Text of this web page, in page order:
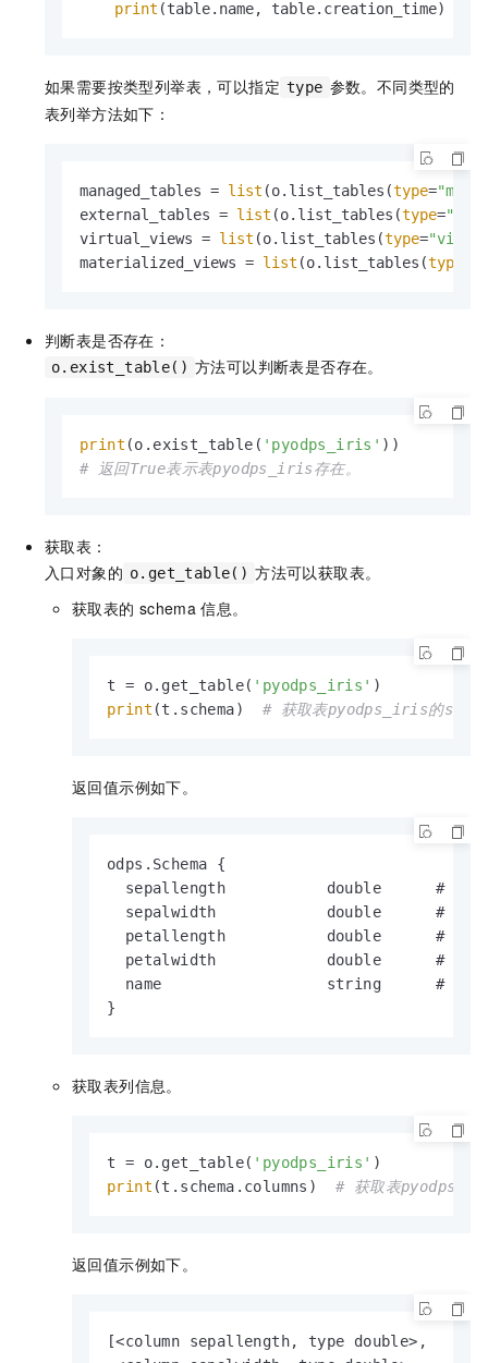
print (table.name, table.creation_time)
如果需要按类型列举表，可以指定 type 参数。不同类型的
表列举方法如下：
managed_tables = list (o.list_tables(type=
external_tables = list (o.list_tables(type=
virtual_views = list (o.list_tables(type=
materialized_views = list (o.list_tables(type
判断表是否存在：
o.exist_table() 方法可以判断表是否存在。
print (o.exist_table( 'pyodps_iris'
# 返回True表示表pyodps_iris存在。
获取表：
入口对象的 o.get_table() 方法可以获取表。
获取表的 schema 信息。
t = o.get_table( 'pyodps_iris'
print (t.schema) # 获取表pyodps_iris的
返回值示例如下。
odps.Schema {
sepallength           double      # 片长
sepalwidth            double      # 片宽
petallength           double      # 瓣长
petalwidth            double      # 瓣宽
  name                  string      # 种类
}
获取表列信息。
t = o.get_table( 'pyodps_iris'
print (t.schema.columns) # 获取表
返回值示例如下。
[<column sepallength, type double>,